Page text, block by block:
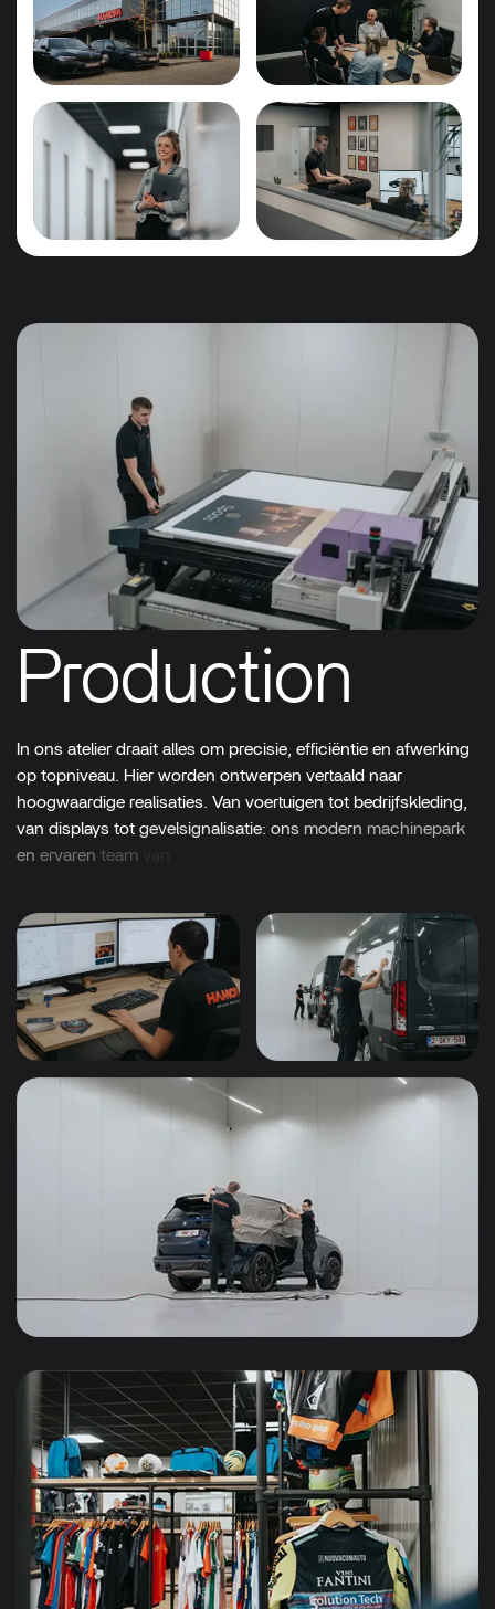
Production
In ons atelier draait alles om precisie, efficiëntie en afwerking
op topniveau. Hier worden ontwerpen vertaald naar
hoogwaardige realisaties. Van voertuigen tot bedrijfskleding,
van displays tot gevelsignalisatie: ons modern machinepark
en ervaren team